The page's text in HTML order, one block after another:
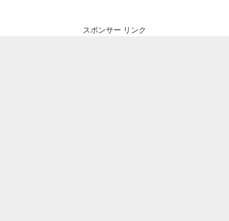
スポンサー リンク